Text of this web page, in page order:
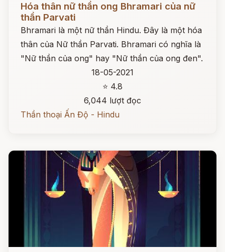
Hóa thân nữ thần ong Bhramari của nữ
thần Parvati
Bhramari là một nữ thần Hindu. Đây là một hóa
thân của Nữ thần Parvati. Bhramari có nghĩa là
"Nữ thần của ong" hay "Nữ thần của ong đen".
18-05-2021
⭐ 4.8
6,044 lượt đọc
Thần thoại Ấn Độ - Hindu